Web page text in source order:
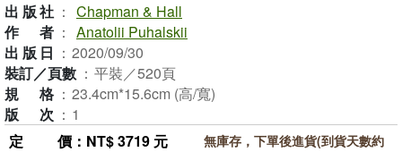
出版社 ： Chapman & Hall
作者 ： Anatolii Puhalskii
出版日 ： 2020/09/30
裝訂／頁數 ： 平裝／520頁
規格 ： 23.4cm*15.6cm (高/寬)
版次 ： 1
定價 ：NT$ 3719 元
無庫存，下單後進貨(到貨天數約